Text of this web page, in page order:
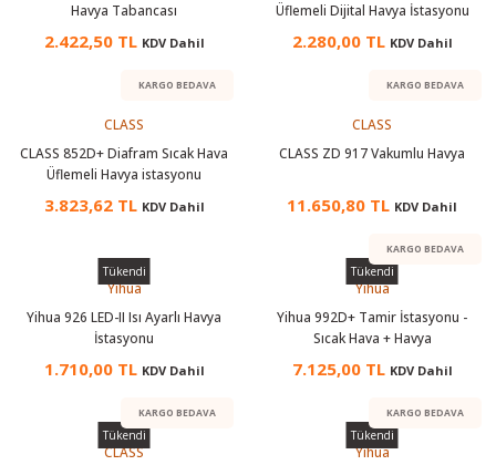
Havya Tabancası
2.422,50 TL KDV Dahil
Üflemeli Dijital Havya İstasyonu
2.280,00 TL KDV Dahil
KARGO BEDAVA
CLASS
CLASS 852D+ Diafram Sıcak Hava
Üflemeli Havya istasyonu
3.823,62 TL KDV Dahil
KARGO BEDAVA
CLASS
CLASS ZD 917 Vakumlu Havya
11.650,80 TL KDV Dahil
Tükendi
Yihua
Yihua 926 LED-II Isı Ayarlı Havya
İstasyonu
1.710,00 TL KDV Dahil
Tükendi
KARGO BEDAVA
Yihua
Yihua 992D+ Tamir İstasyonu -
Sıcak Hava + Havya
7.125,00 TL KDV Dahil
Tükendi
KARGO BEDAVA
CLASS
Tükendi
KARGO BEDAVA
Yihua